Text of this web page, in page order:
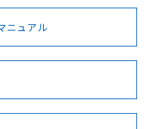
だく前に、以下を必ずお読
BV型式承認
（フランス
KR型式
（韓国
No No
ニュアル